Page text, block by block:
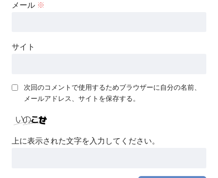
メール ※
サイト
次回のコメントで使用するためブラウザーに自分の名前、
メールアドレス、サイトを保存する。
上に表示された文字を入力してください。